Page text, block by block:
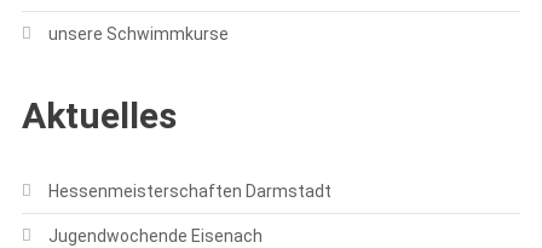
unsere Schwimmkurse
Aktuelles
Hessenmeisterschaften Darmstadt
Jugendwochende Eisenach